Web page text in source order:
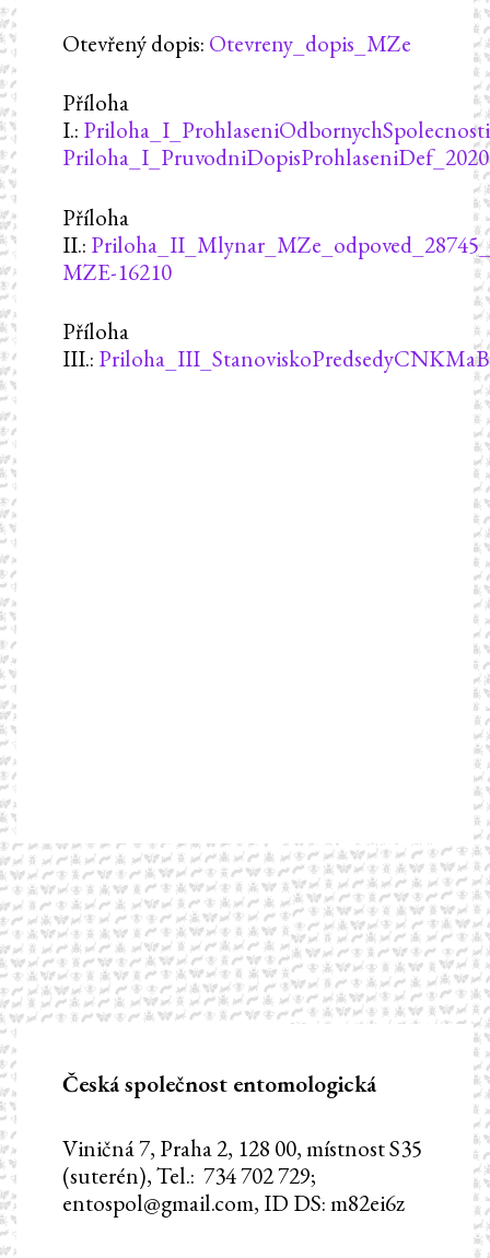
Otevřený dopis: Otevreny_dopis_MZe
Příloha
I.:
Příloha
II.:
MZE-16210
Příloha
III.: Priloha_III_StanoviskoPredsedyCNKMaB
Česká společnost entomologická
Viničná 7, Praha 2, 128 00, místnost S35
(suterén), Tel.: 734 702 729;
entospol@gmail.com, ID DS: m82ei6z